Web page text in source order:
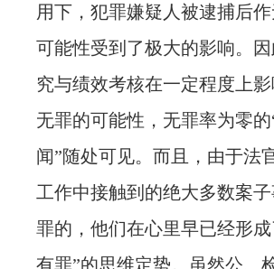
用下，犯罪嫌疑人被逮捕后
可能性受到了极大的影响。
究与绩效考核在一定程度上
无罪的可能性，无罪率为零
闻”随处可见。而且，由于法
工作中接触到的绝大多数案
罪的，他们在心里早已经形成
有罪”的思维定势。虽然公、